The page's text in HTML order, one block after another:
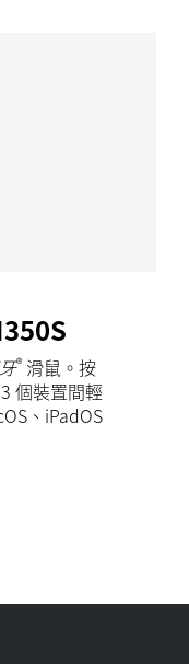
® 滑鼠。按
個裝置間輕
、iPadOS